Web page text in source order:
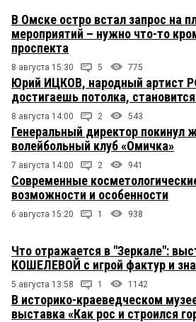
В Омске остро встал запрос на
мероприятий – нужно что-то
проспекта
8 августа 15:30 5 775
Юрий ИЦКОВ, народный артист
достигаешь потолка,
8 августа 14:00 2 543
Генеральный директор покинул
волейбольный клуб «Омичка»
7 августа 14:00 2 941
Современные
возможности и особенности
6 августа 15:20 1 938
Что отражается в "Зеркале":
КОШЕЛЕВОЙ с игрой фактур и
5 августа 13:58 1 1142
В историко-краеведческом
выставка «Как рос и строился